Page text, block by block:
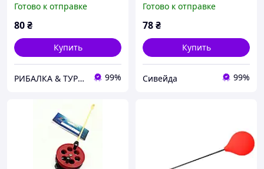
ЭВА ручкой
Готово к отправке
80₴
Купить
РИБАЛКА & ТУРИЗМ 99%
рыбалки на льду
Готово к отправке
78₴
Купить
Сивейда 99%